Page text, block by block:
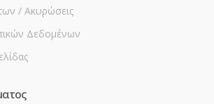
/ Ακυρώσεις
Δεδομένων